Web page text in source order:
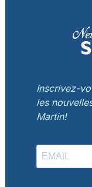
Inscrivez-
les
Martin!